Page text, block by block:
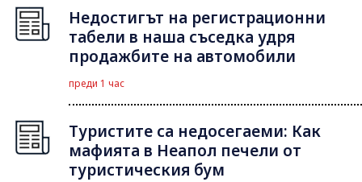
Недостигът на регистрационни
табели в наша съседка удря
продажбите на автомобили
преди 1 час
Туристите са недосегаеми: Как
мафията в Неапол печели от
туристическия бум